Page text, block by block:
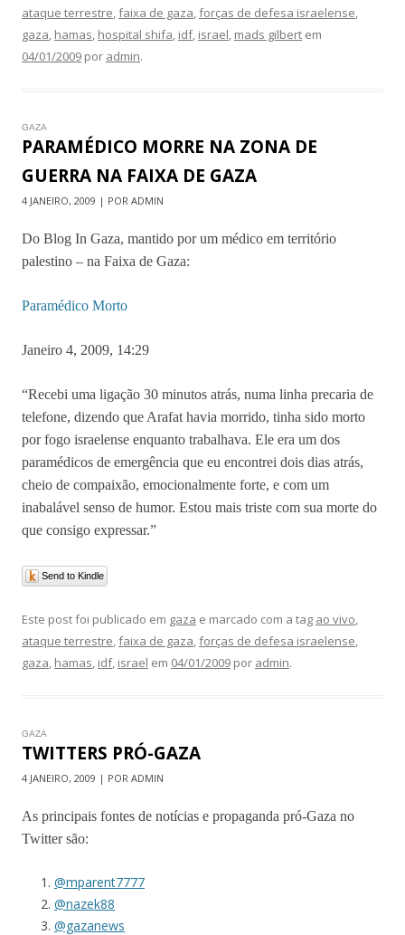
ataque terrestre,faixa de gaza,forças de defesa israelense,
gaza, hamas, hospital shifa, idf, israel, mads gilbert em
04/01/2009 por admin.
GAZA
PARAMÉDICO MORRE NA ZONA DE
GUERRA NA FAIXA DE GAZA
4 JANEIRO, 2009 | POR ADMIN
Do Blog In Gaza, mantido por um médico em território
palestino – na Faixa de Gaza:
Paramédico Morto
Janeiro 4, 2009, 14:29
“Recebi uma ligação 30 minutos atrás, numa linha precaria de
telefone, dizendo que Arafat havia morrido, tinha sido morto
por fogo israelense enquanto trabalhava. Ele era um dos
paramédicos de emergência que eu encontrei dois dias atrás,
cheio de compaixão, emocionalmente forte, e com um
inabalável senso de humor. Estou mais triste com sua morte do
que consigo expressar.”
Send to Kindle
Este post foi publicado em gaza e marcado com a tag ao vivo
ataque terrestre faixa de gaza forças de defesa israelense
gaza hamas idf, israel em 04/01/2009 por admin.
GAZA
TWITTERS PRÓ-GAZA
4 JANEIRO, 2009 | POR ADMIN
As principais fontes de notícias e propaganda pró-Gaza no
Twitter são:
@mparent7777
@nazek88
@gazanews